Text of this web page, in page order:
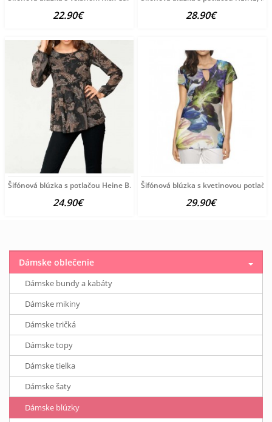
22.90€ 28.90€
Šifónová blúzka s potlačou Heine B.C., čierno-farebná
24.90€
Šifónová blúzka s kvetinovou
29.90€
Dámske oblečenie
Dámske bundy a kabáty
Dámske mikiny
Dámske tričká
Dámske topy
Dámske tielka
Dámske šaty
Dámske blúzky